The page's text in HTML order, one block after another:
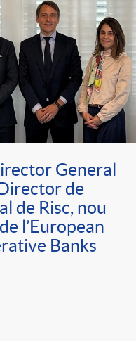
General
de
de Risc, nou
l’European
Banks